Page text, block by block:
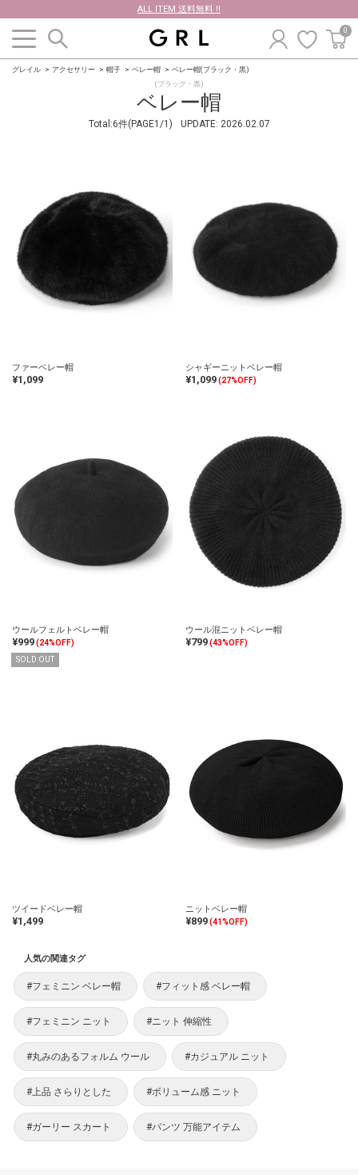
ALL ITEM 送料無料 !!
0
グレイル アクセサリー 帽子 ベレー帽 ベレー帽(ブラック・黒)
ベレー帽
(ブラック・黒)
Total:6件(PAGE1/1) UPDATE: 2026.02.07
ファーベレー帽
¥1,099
シャギーニットベレー帽
¥1,099(27%OFF)
ウールフェルトベレー帽
¥999(24%OFF)
SOLD OUT
ウール混ニットベレー帽
¥799(43%OFF)
ツイードベレー帽
¥1,499
ニットベレー帽
¥899(41%OFF)
人気の関連タグ
#フェミニン ベレー帽 #フィット感 ベレー帽
#フェミニン ニット #ニット 伸縮性
#丸みのあるフォルム ウール #カジュアル ニット
#上品 さらりとした #ボリューム感 ニット
#ガーリー スカート #パンツ 万能アイテム